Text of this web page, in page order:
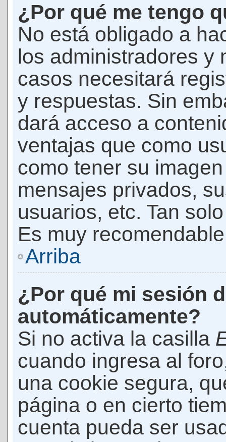
¿Por qué me tengo
No está obligado a
los administradores y
casos necesitará
y respuestas. Sin
dará acceso a
ventajas que como
como tener su
mensajes privados,
usuarios, etc. Tan
Es muy
Arriba
¿Por qué mi sesión
automáticamente?
Si no activa la casilla
cuando ingresa al
una cookie segura,
página o en cierto
cuenta pueda ser